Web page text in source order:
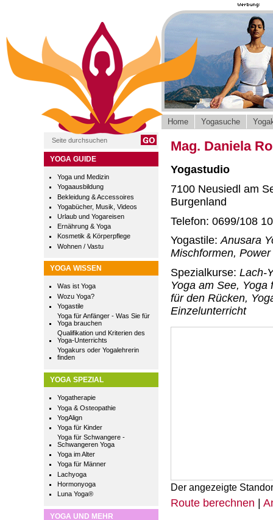
YOGA GUIDE
Yoga und Medizin
Yogaausbildung
Bekleidung & Accessoires
Yogabücher, Musik, Videos
Urlaub und Yogareisen
Ernährung & Yoga
Kosmetik & Körperpflege
Wohnen / Vastu
YOGA WISSEN
Was ist Yoga
Wozu Yoga?
Yogastile
Yoga für Anfänger - Was Sie für
Yoga brauchen
Qualifikation und Kriterien des
Yoga-Unterrichts
Yogakurs oder Yogalehrerin
finden
YOGA SPEZIAL
Yogatherapie
Yoga & Osteopathie
YogAlign
Yoga für Kinder
Yoga für Schwangere -
Schwangeren Yoga
Yoga im Alter
Yoga für Männer
Lachyoga
Hormonyoga
Luna Yoga®
YOGA UND MEHR
Home Yogasuche
Mag. Daniela
Yogastudio
7100 Neusiedl am
Burgenland
Telefon: 0699/108
Yogastile:Anusara
Mischformen, Power
Spezialkurse: Lach-
Yoga am See,
für den Rücken,
Einzelunterricht
Der angezeigte
Route berechnen |